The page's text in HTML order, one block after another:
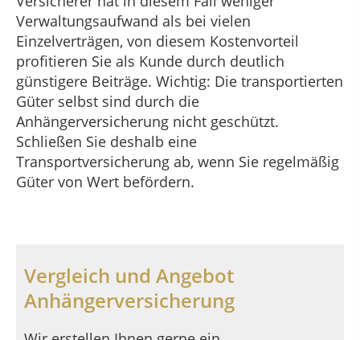
Verwaltungsaufwand als bei vielen
Einzelverträgen, von diesem Kostenvorteil
profitieren Sie als Kunde durch deutlich
günstigere Beiträge. Wichtig: Die transportierten
Güter selbst sind durch die
Anhängerversicherung nicht geschützt.
Schließen Sie deshalb eine
Transportversicherung ab, wenn Sie regelmäßig
Güter von Wert befördern.
Vergleich und Angebot
Anhängerversicherung